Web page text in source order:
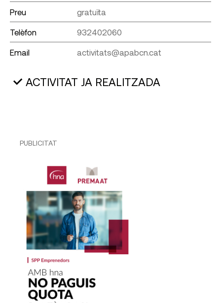
Preu gratuïta
Telèfon 932402060
Email activitats@apabcn.cat
ACTIVITAT JA REALITZADA
PUBLICITAT